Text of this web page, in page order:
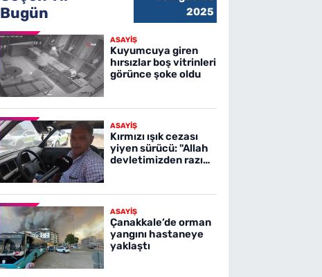
Bugün
2025
ASAYİŞ
Kuyumcuya giren
hırsızlar boş vitrinleri
görünce şoke oldu
ASAYİŞ
Kırmızı ışık cezası
yiyen sürücü: "Allah
devletimizden razı
ASAYİŞ
Çanakkale’de orman
yangını hastaneye
yaklaştı